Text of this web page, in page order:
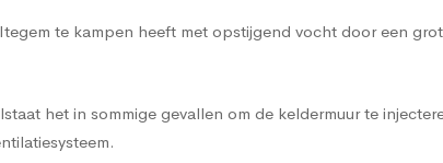
te kampen heeft met opstijgend vocht door een
het in sommige gevallen om de keldermuur te